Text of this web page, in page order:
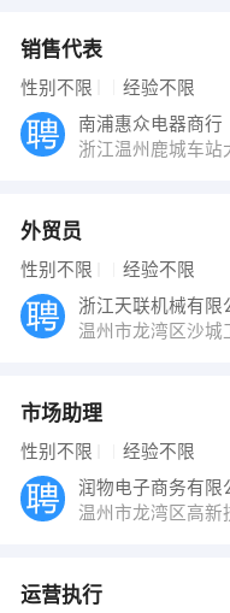
销售代表
性别不限 经验不限
南浦惠众电器商行
浙江温州鹿城车
外贸员
性别不限 经验不限
浙江天联机械有限
温州市龙湾区沙城
市场助理
性别不限 经验不限
润物电子商务有限
温州市龙湾区高新
运营执行